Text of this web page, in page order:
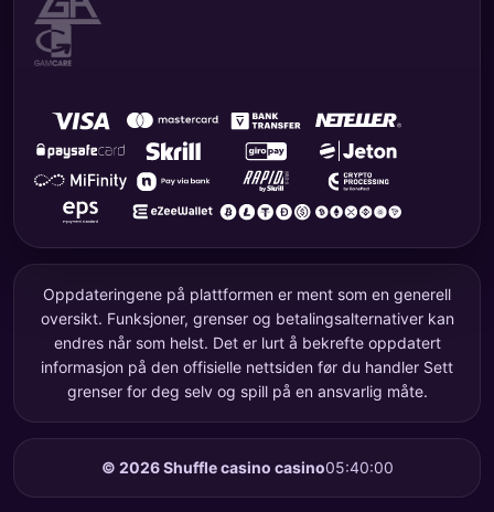
Oppdateringene på plattformen er ment som en generell
oversikt. Funksjoner, grenser og betalingsalternativer kan
endres når som helst. Det er lurt å bekrefte oppdatert
informasjon på den offisielle nettsiden før du handler Sett
grenser for deg selv og spill på en ansvarlig måte.
© 2026Shuffle casino casino05:40:00